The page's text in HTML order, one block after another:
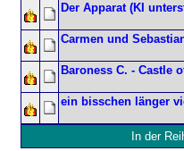
Der Apparat (KI
Carmen und
Baroness C. - Castle
ein bisschen länger
In der